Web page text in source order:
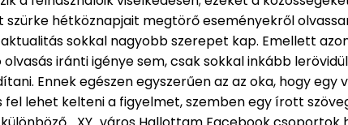
szürke hétköznapjait megtörő eseményekről
sokkal nagyobb szerepet kap. Emellett
iránti igénye sem, csak sokkal inkább
Ennek egészen egyszerűen az az oka, hogy egy
lehet kelteni a figyelmet, szemben egy írott